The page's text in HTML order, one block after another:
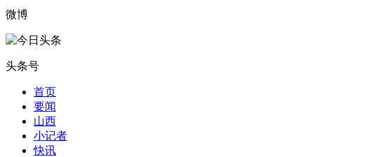
微博
头条号
首页
要闻
山西
小记者
快讯